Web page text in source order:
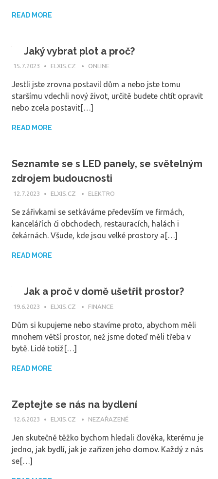
READ MORE
Jaký vybrat plot a proč?
15.7.2023 ELXIS.CZ ONLINE
Jestli jste zrovna postavil dům a nebo jste tomu
staršímu vdechli nový život, určitě budete chtít opravit
nebo zcela postavit[…]
READ MORE
Seznamte se s LED panely, se světelným
zdrojem budoucnosti
12.7.2023 ELXIS.CZ ELEKTRO
Se zářivkami se setkáváme především ve firmách,
kancelářích či obchodech, restauracích, halách i
čekárnách. Všude, kde jsou velké prostory a[…]
READ MORE
Jak a proč v domě ušetřit prostor?
19.6.2023 ELXIS.CZ FINANCE
Dům si kupujeme nebo stavíme proto, abychom měli
mnohem větší prostor, než jsme doteď měli třeba v
bytě. Lidé totiž[…]
READ MORE
Zeptejte se nás na bydlení
12.6.2023 ELXIS.CZ NEZAŘAZENÉ
Jen skutečně těžko bychom hledali člověka, kterému je
jedno, jak bydlí, jak je zařízen jeho domov. Každý z nás
se[…]